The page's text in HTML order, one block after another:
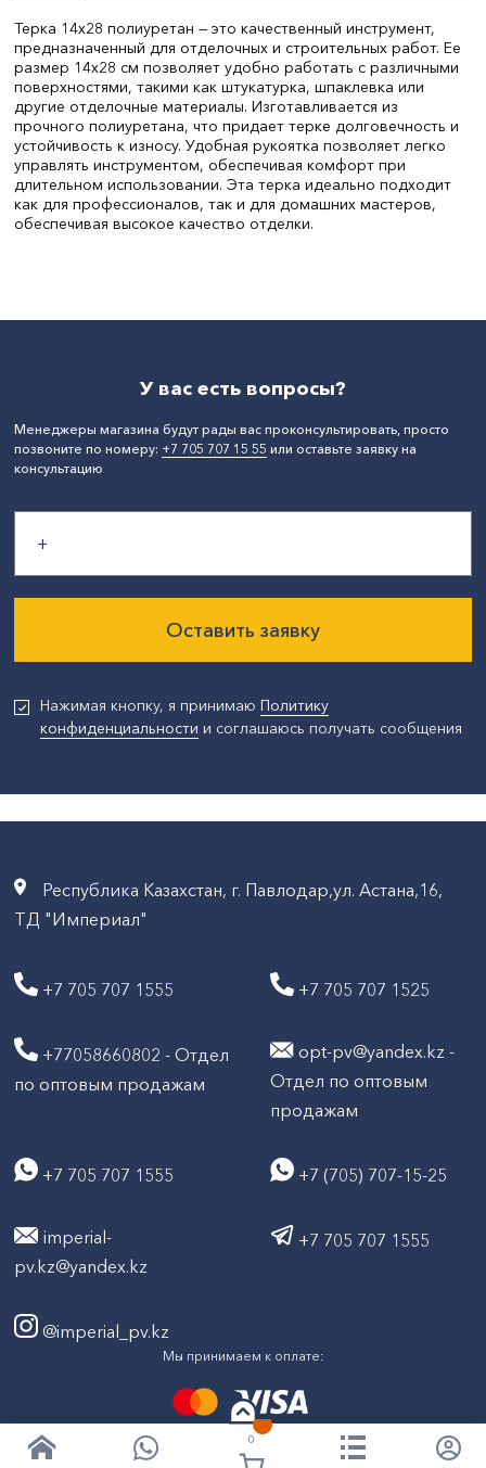
0
Терка 14х28 полиуретан — это качественный инструмент,
предназначенный для отделочных и строительных работ. Ее
размер 14х28 см позволяет удобно работать с различными
поверхностями, такими как штукатурка, шпаклевка или
другие отделочные материалы. Изготавливается из
прочного полиуретана, что придает терке долговечность и
устойчивость к износу. Удобная рукоятка позволяет легко
управлять инструментом, обеспечивая комфорт при
длительном использовании. Эта терка идеально подходит
как для профессионалов, так и для домашних мастеров,
обеспечивая высокое качество отделки.
У вас есть вопросы?
Менеджеры магазина будут рады вас проконсультировать, просто
позвоните по номеру: +7 705 707 15 55 или оставьте заявку на
консультацию
Оставить заявку
Нажимая кнопку, я принимаю Политику
конфиденциальности и соглашаюсь получать сообщения
Республика Казахстан, г. Павлодар,ул. Астана,16,
ТД "Империал"
+7 705 707 1555 +7 705 707 1525
+77058660802 - Отдел
по оптовым продажам
opt-pv@yandex.kz -
Отдел по оптовым
продажам
+7 705 707 1555 +7 (705) 707-15-25
imperial-
pv.kz@yandex.kz
+7 705 707 1555
@imperial_pv.kz
Мы принимаем к оплате:
Все права защищены © ТД "Империал" 2020- 2026